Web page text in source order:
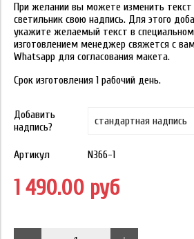
При желании вы можете изменить
светильник свою надпись. Для этого
укажите желаемый текст в
изготовлением менеджер свяжется с
Whatsapp для согласования макета.
Срок изготовления 1 рабочий день.
Добавить
надпись?
Артикул N366-1
1 490.00 руб